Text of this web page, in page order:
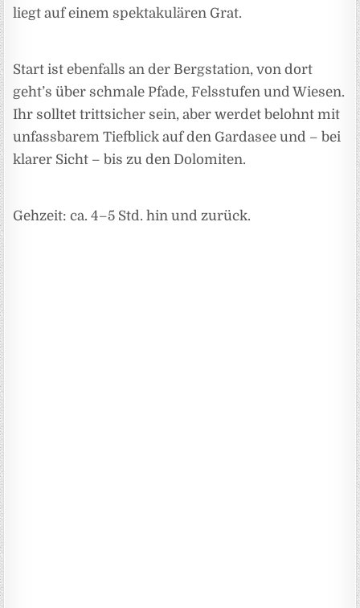
liegt auf einem spektakulären Grat.
Start ist ebenfalls an der Bergstation, von dort
geht’s über schmale Pfade, Felsstufen und Wiesen.
Ihr solltet trittsicher sein, aber werdet belohnt mit
unfassbarem Tiefblick auf den Gardasee und – bei
klarer Sicht – bis zu den Dolomiten.
Gehzeit: ca. 4–5 Std. hin und zurück.